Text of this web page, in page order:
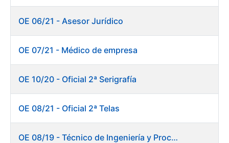
Mostrar/Ocultar
Mostrar/Ocultar
Mostrar/Ocultar
OE 06/21 - Asesor Jurídico
OE 07/21 - Médico de empresa
OE 10/20 - Oficial 2ª Serigrafía
OE 08/21 - Oficial 2ª Telas
OE 08/19 - Técnico de Ingeniería y Procesos Productivos. Departamento de Timbre